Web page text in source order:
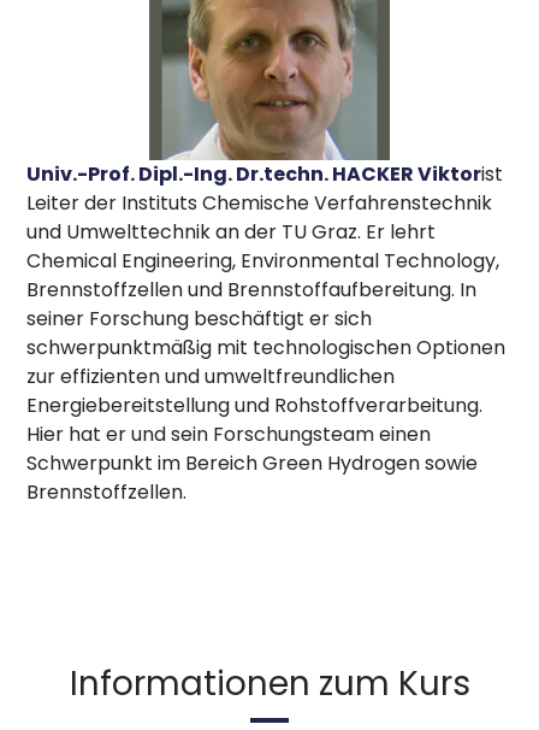
Univ.-Prof. Dipl.-Ing. Dr.techn. HACKER Viktorist
Leiter der Instituts Chemische Verfahrenstechnik
und Umwelttechnik an der TU Graz. Er lehrt
Chemical Engineering, Environmental Technology,
Brennstoffzellen und Brennstoffaufbereitung. In
seiner Forschung beschäftigt er sich
schwerpunktmäßig mit technologischen Optionen
zur effizienten und umweltfreundlichen
Energiebereitstellung und Rohstoffverarbeitung.
Hier hat er und sein Forschungsteam einen
Schwerpunkt im Bereich Green Hydrogen sowie
Brennstoffzellen.
Informationen zum Kurs